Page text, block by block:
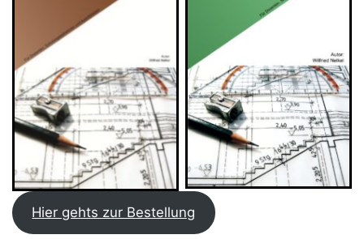
AutoCAD Architecture-
Das Buch zur
Datenauswertung
AutoCAD Architecture
Dachkonstruktion
Hier gehts zur Bestellung